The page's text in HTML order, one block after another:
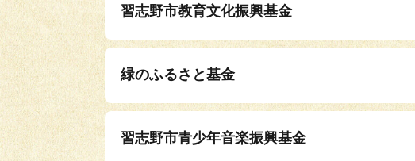
習志野市教育文化振興基金
緑のふるさと基金
習志野市青少年音楽振興基金